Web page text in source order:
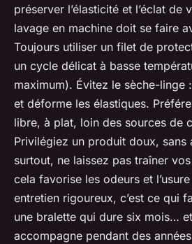
préserver l’élasticité et l’éclat de
lavage en machine doit se faire
Toujours utiliser un filet de
un cycle délicat à basse
maximum). Évitez le sèche-linge
et déforme les élastiques.
libre, à plat, loin des sources de
Privilégiez un produit doux, sans
surtout, ne laissez pas traîner
cela favorise les odeurs et
entretien rigoureux, c’est ce qui
une bralette qui dure six mois…
accompagne pendant des